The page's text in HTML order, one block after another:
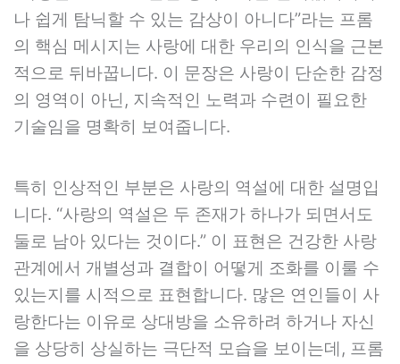
나 쉽게 탐닉할 수 있는 감상이 아니다”라는 프롬
의 핵심 메시지는 사랑에 대한 우리의 인식을 근본
적으로 뒤바꿉니다. 이 문장은 사랑이 단순한 감정
의 영역이 아닌, 지속적인 노력과 수련이 필요한
기술임을 명확히 보여줍니다.
특히 인상적인 부분은 사랑의 역설에 대한 설명입
니다. “사랑의 역설은 두 존재가 하나가 되면서도
둘로 남아 있다는 것이다.” 이 표현은 건강한 사랑
관계에서 개별성과 결합이 어떻게 조화를 이룰 수
있는지를 시적으로 표현합니다. 많은 연인들이 사
랑한다는 이유로 상대방을 소유하려 하거나 자신
을 상당히 상실하는 극단적 모습을 보이는데, 프롬